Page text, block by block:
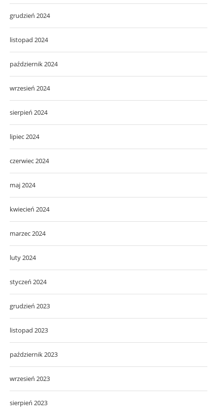
grudzień 2024
listopad 2024
październik 2024
wrzesień 2024
sierpień 2024
lipiec 2024
czerwiec 2024
maj 2024
kwiecień 2024
marzec 2024
luty 2024
styczeń 2024
grudzień 2023
listopad 2023
październik 2023
wrzesień 2023
sierpień 2023